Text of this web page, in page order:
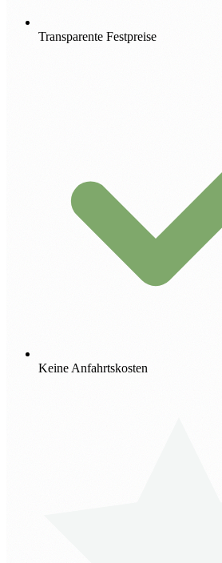
Transparente Festpreise
Keine Anfahrtskosten